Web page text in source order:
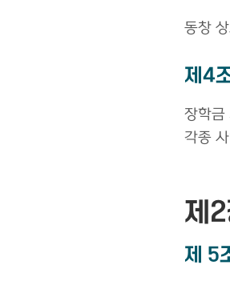
동창
제4
장학금
각종
제
제 5